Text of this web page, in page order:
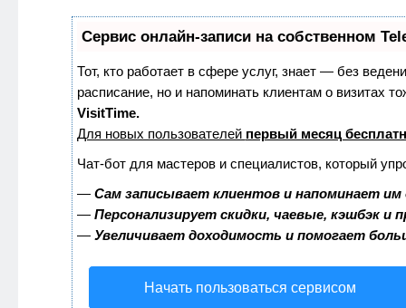
СТИЛЬ
ЖИЗНИ
ЭКОЛОГИЯ
ДОМА
КРАСОТА И
ЗДОРОВЬЕ
Сервис онлайн-записи на собственном
Тот, кто работает в сфере услуг, знает — без
расписание, но и напоминать клиентам о
VisitTime.
Для новых пользователей первый месяц
Чат-бот для мастеров и специалистов, который
— Сам записывает клиентов и напоминает им
— Персонализирует скидки, чаевые, кэшбэк и
— Увеличивает доходимость и помогает
Начать пользоваться сервисом